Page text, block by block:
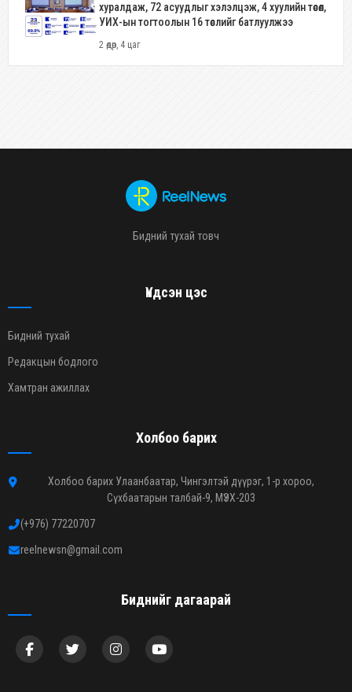
хуралдаж, 72 асуудлыг хэлэлцэж, 4 хуулийн төсөл,
УИХ-ын тогтоолын 16 төслийг батлуулжээ
2 өдөр, 4 цаг
Бидний тухай товч
Үндсэн цэс
Бидний тухай
Редакцын бодлого
Хамтран ажиллах
Холбоо барих
Холбоо барих Улаанбаатар, Чингэлтэй дүүрэг, 1-р хороо,
Сүхбаатарын талбай-9, МҮЭХ-203
(+976) 77220707
reelnewsn@gmail.com
Биднийг дагаарай